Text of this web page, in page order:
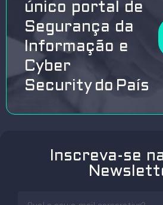
único portal de
Segurança da
Informação e
Cyber
Security do País
Inscreva-se